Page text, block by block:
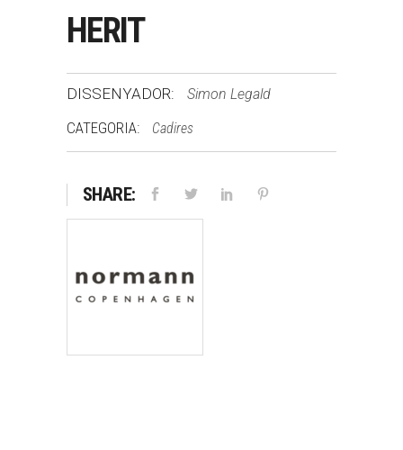
HERIT
DISSENYADOR: Simon Legald
CATEGORIA: Cadires
SHARE: